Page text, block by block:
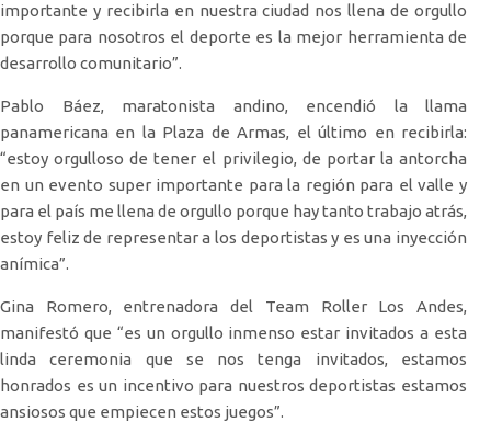
importante y recibirla en nuestra ciudad nos llena de orgullo
porque para nosotros el deporte es la mejor herramienta de
desarrollo comunitario”.
Pablo Báez, maratonista andino, encendió la llama
panamericana en la Plaza de Armas, el último en recibirla:
“estoy orgulloso de tener el privilegio, de portar la antorcha
en un evento super importante para la región para el valle y
para el país me llena de orgullo porque hay tanto trabajo atrás,
estoy feliz de representar a los deportistas y es una inyección
anímica”.
Gina Romero, entrenadora del Team Roller Los Andes,
manifestó que “es un orgullo inmenso estar invitados a esta
linda ceremonia que se nos tenga invitados, estamos
honrados es un incentivo para nuestros deportistas estamos
ansiosos que empiecen estos juegos”.